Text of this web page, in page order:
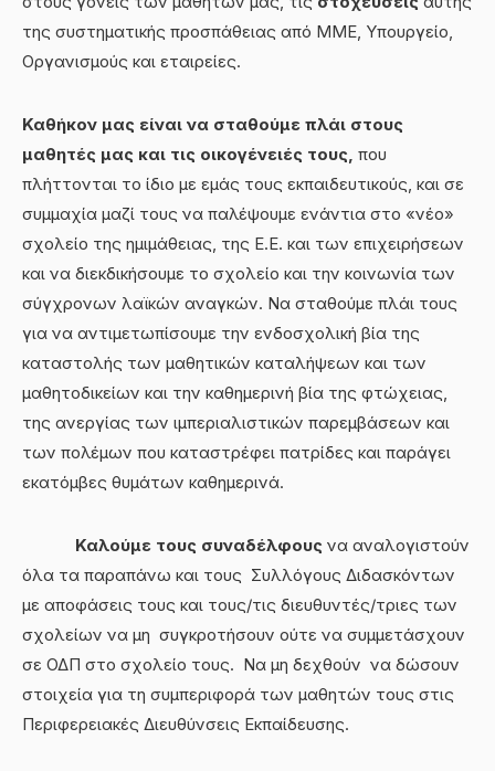
της συστηματικής προσπάθειας από ΜΜΕ, Υπουργείο,
Οργανισμούς και εταιρείες.
Καθήκον μας είναι να σταθούμε πλάι στους
μαθητές μας και τις οικογένειές τους, που
πλήττονται το ίδιο με εμάς τους εκπαιδευτικούς, και σε
συμμαχία μαζί τους να παλέψουμε ενάντια στο «νέο»
σχολείο της ημιμάθειας, της Ε.Ε. και των επιχειρήσεων
και να διεκδικήσουμε το σχολείο και την κοινωνία των
σύγχρονων λαϊκών αναγκών. Να σταθούμε πλάι τους
για να αντιμετωπίσουμε την ενδοσχολική βία της
καταστολής των μαθητικών καταλήψεων και των
μαθητοδικείων και την καθημερινή βία της φτώχειας,
της ανεργίας των ιμπεριαλιστικών παρεμβάσεων και
των πολέμων που καταστρέφει πατρίδες και παράγει
εκατόμβες θυμάτων καθημερινά.
Καλούμε τους συναδέλφους να αναλογιστούν
όλα τα παραπάνω και τους Συλλόγους Διδασκόντων
με αποφάσεις τους και τους/τις διευθυντές/τριες των
σχολείων να μη συγκροτήσουν ούτε να συμμετάσχουν
σε ΟΔΠ στο σχολείο τους. Να μη δεχθούν να δώσουν
στοιχεία για τη συμπεριφορά των μαθητών τους στις
Περιφερειακές Διευθύνσεις Εκπαίδευσης.